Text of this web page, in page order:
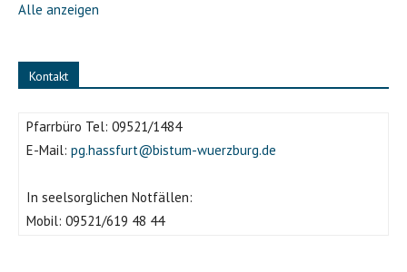
Alle anzeigen
Kontakt
Pfarrbüro Tel: 09521/1484
E-Mail: pg.hassfurt@bistum-wuerzburg.de
In seelsorglichen Notfällen:
Mobil: 09521/619 48 44